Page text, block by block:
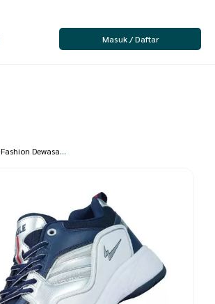
Masuk / Daftar
Fashion Dewasa /